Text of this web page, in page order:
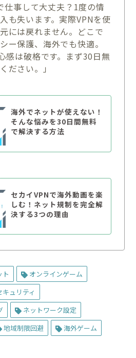
仕事して大丈夫？1度の情
も失います。実際VPNを使
には戻れません。どこで
ー保護、海外でも快適。
感は破格です。まず30日無
ださい。」
海外でネットが使えない！
そんな悩みを30日間無料
で解決する方法
セカイVPNで海外動画を楽
しむ！ネット規制を完全解
決する3つの理由
ト
オンラインゲーム
キュリティ
ネットワーク設定
地域制限回避 海外ゲーム